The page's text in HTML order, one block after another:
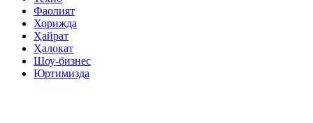
Фаолият
Хорижда
Ҳайрат
Ҳалокат
Шоу-бизнес
Юртимизда